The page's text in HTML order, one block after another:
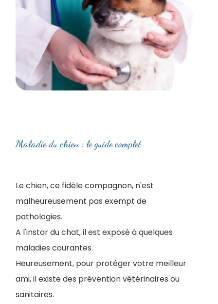
Maladie du chien : le guide complet
Le chien, ce fidèle compagnon, n'est
malheureusement pas exempt de
pathologies.
A l'instar du chat, il est exposé à quelques
maladies courantes.
Heureusement, pour protéger votre meilleur
ami, il existe des prévention vétérinaires ou
sanitaires.